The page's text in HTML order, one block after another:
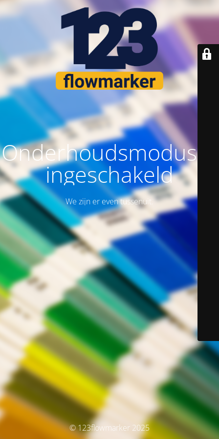
Onderhoudsmodus is
ingeschakeld
We zijn er even tussenuit.
© 123flowmarker 2025